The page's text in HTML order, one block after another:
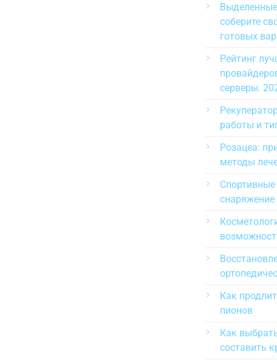
соберите
готовых
Рейтинг
серверы.
работы и
Розацеа:
методы
снаряжение
Как
пионов
Как
составить